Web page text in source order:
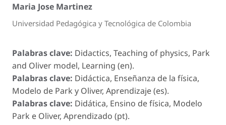
Maria Jose Martinez
Universidad Pedagógica y Tecnológica de Colombia
Palabras clave: Didactics, Teaching of physics, Park
and Oliver model, Learning (en).
Palabras clave: Didáctica, Enseñanza de la física,
Modelo de Park y Oliver, Aprendizaje (es).
Palabras clave: Didática, Ensino de física, Modelo
Park e Oliver, Aprendizado (pt).